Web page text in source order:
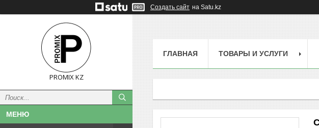
Создать сайт на Satu.kz
PROMIX KZ
ГЛАВНАЯ ТОВАРЫ И УСЛУГИ